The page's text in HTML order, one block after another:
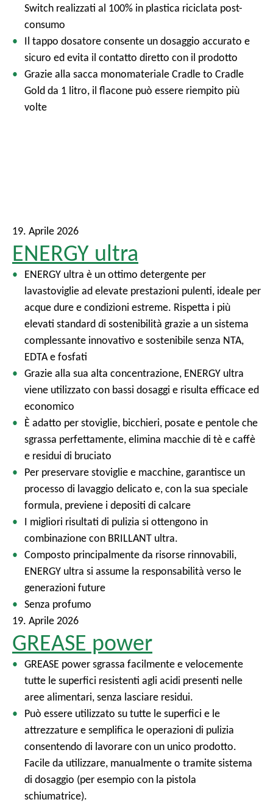
Switch realizzati al 100% in plastica riciclata post-
consumo
Il tappo dosatore consente un dosaggio accurato e
sicuro ed evita il contatto diretto con il prodotto
Grazie alla sacca monomateriale Cradle to Cradle
Gold da 1 litro, il flacone può essere riempito più
volte
19. Aprile 2026
ENERGY ultra
ENERGY ultra è un ottimo detergente per
lavastoviglie ad elevate prestazioni pulenti, ideale per
acque dure e condizioni estreme. Rispetta i più
elevati standard di sostenibilità grazie a un sistema
complessante innovativo e sostenibile senza NTA,
EDTA e fosfati
Grazie alla sua alta concentrazione, ENERGY ultra
viene utilizzato con bassi dosaggi e risulta efficace ed
economico
È adatto per stoviglie, bicchieri, posate e pentole che
sgrassa perfettamente, elimina macchie di tè e caffè
e residui di bruciato
Per preservare stoviglie e macchine, garantisce un
processo di lavaggio delicato e, con la sua speciale
formula, previene i depositi di calcare
I migliori risultati di pulizia si ottengono in
combinazione con BRILLANT ultra.
Composto principalmente da risorse rinnovabili,
ENERGY ultra si assume la responsabilità verso le
generazioni future
Senza profumo
19. Aprile 2026
GREASE power
GREASE power sgrassa facilmente e velocemente
tutte le superfici resistenti agli acidi presenti nelle
aree alimentari, senza lasciare residui.
Può essere utilizzato su tutte le superfici e le
attrezzature e semplifica le operazioni di pulizia
consentendo di lavorare con un unico prodotto.
Facile da utilizzare, manualmente o tramite sistema
di dosaggio (per esempio con la pistola
schiumatrice).